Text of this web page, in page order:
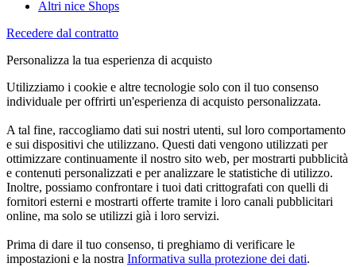
Altri nice Shops
Recedere dal contratto
Personalizza la tua esperienza di acquisto
Utilizziamo i cookie e altre tecnologie solo con il tuo consenso
individuale per offrirti un'esperienza di acquisto personalizzata.
A tal fine, raccogliamo dati sui nostri utenti, sul loro comportamento
e sui dispositivi che utilizzano. Questi dati vengono utilizzati per
ottimizzare continuamente il nostro sito web, per mostrarti pubblicità
e contenuti personalizzati e per analizzare le statistiche di utilizzo.
Inoltre, possiamo confrontare i tuoi dati crittografati con quelli di
fornitori esterni e mostrarti offerte tramite i loro canali pubblicitari
online, ma solo se utilizzi già i loro servizi.
Prima di dare il tuo consenso, ti preghiamo di verificare le
impostazioni e la nostra Informativa sulla protezione dei dati.